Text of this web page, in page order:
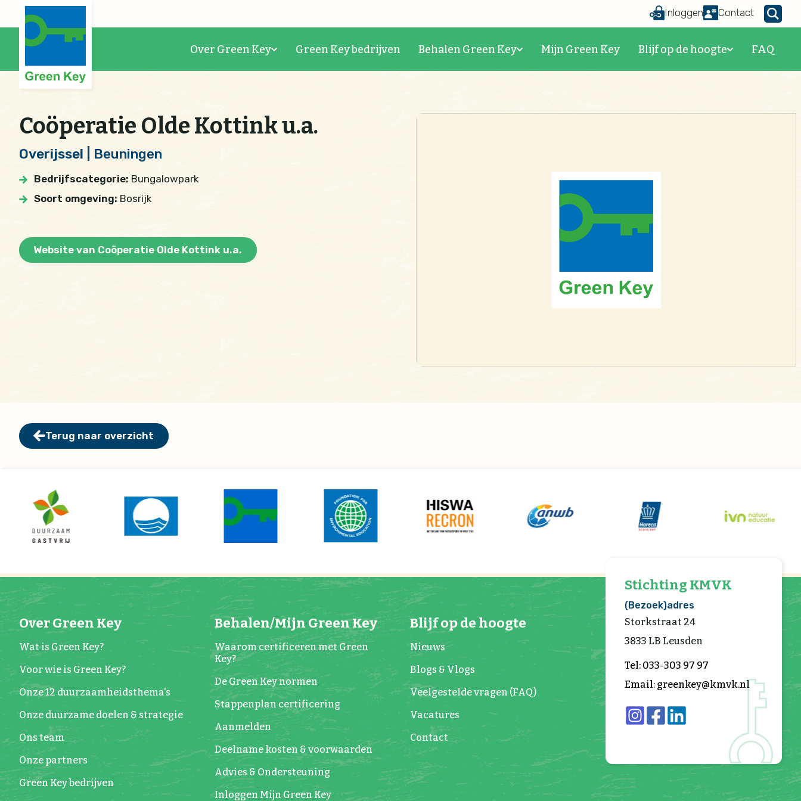
Inloggen Contact
Over Green Key Green Key bedrijven Behalen Green Key Mijn Green Key Blijf op de hoogte FAQ
Coöperatie Olde Kottink u.a.
Overijssel | Beuningen
Bedrijfscategorie: Bungalowpark
Soort omgeving: Bosrijk
Website van Coöperatie Olde Kottink u.a.
Terug naar overzicht
Over Green Key
Wat is Green Key?
Voor wie is Green Key?
Onze 12 duurzaamheidsthema's
Onze duurzame doelen & strategie
Ons team
Onze partners
Green Key bedrijven
Behalen/Mijn Green Key
Waarom certificeren met Green
Key?
De Green Key normen
Stappenplan certificering
Aanmelden
Deelname kosten & voorwaarden
Advies & Ondersteuning
Inloggen Mijn Green Key
Blijf op de hoogte
Nieuws
Blogs & Vlogs
Veelgestelde vragen (FAQ)
Vacatures
Contact
Stichting KMVK
(Bezoek)adres
Storkstraat 24
3833 LB Leusden
Tel: 033-303 97 97
Email: greenkey@kmvk.nl